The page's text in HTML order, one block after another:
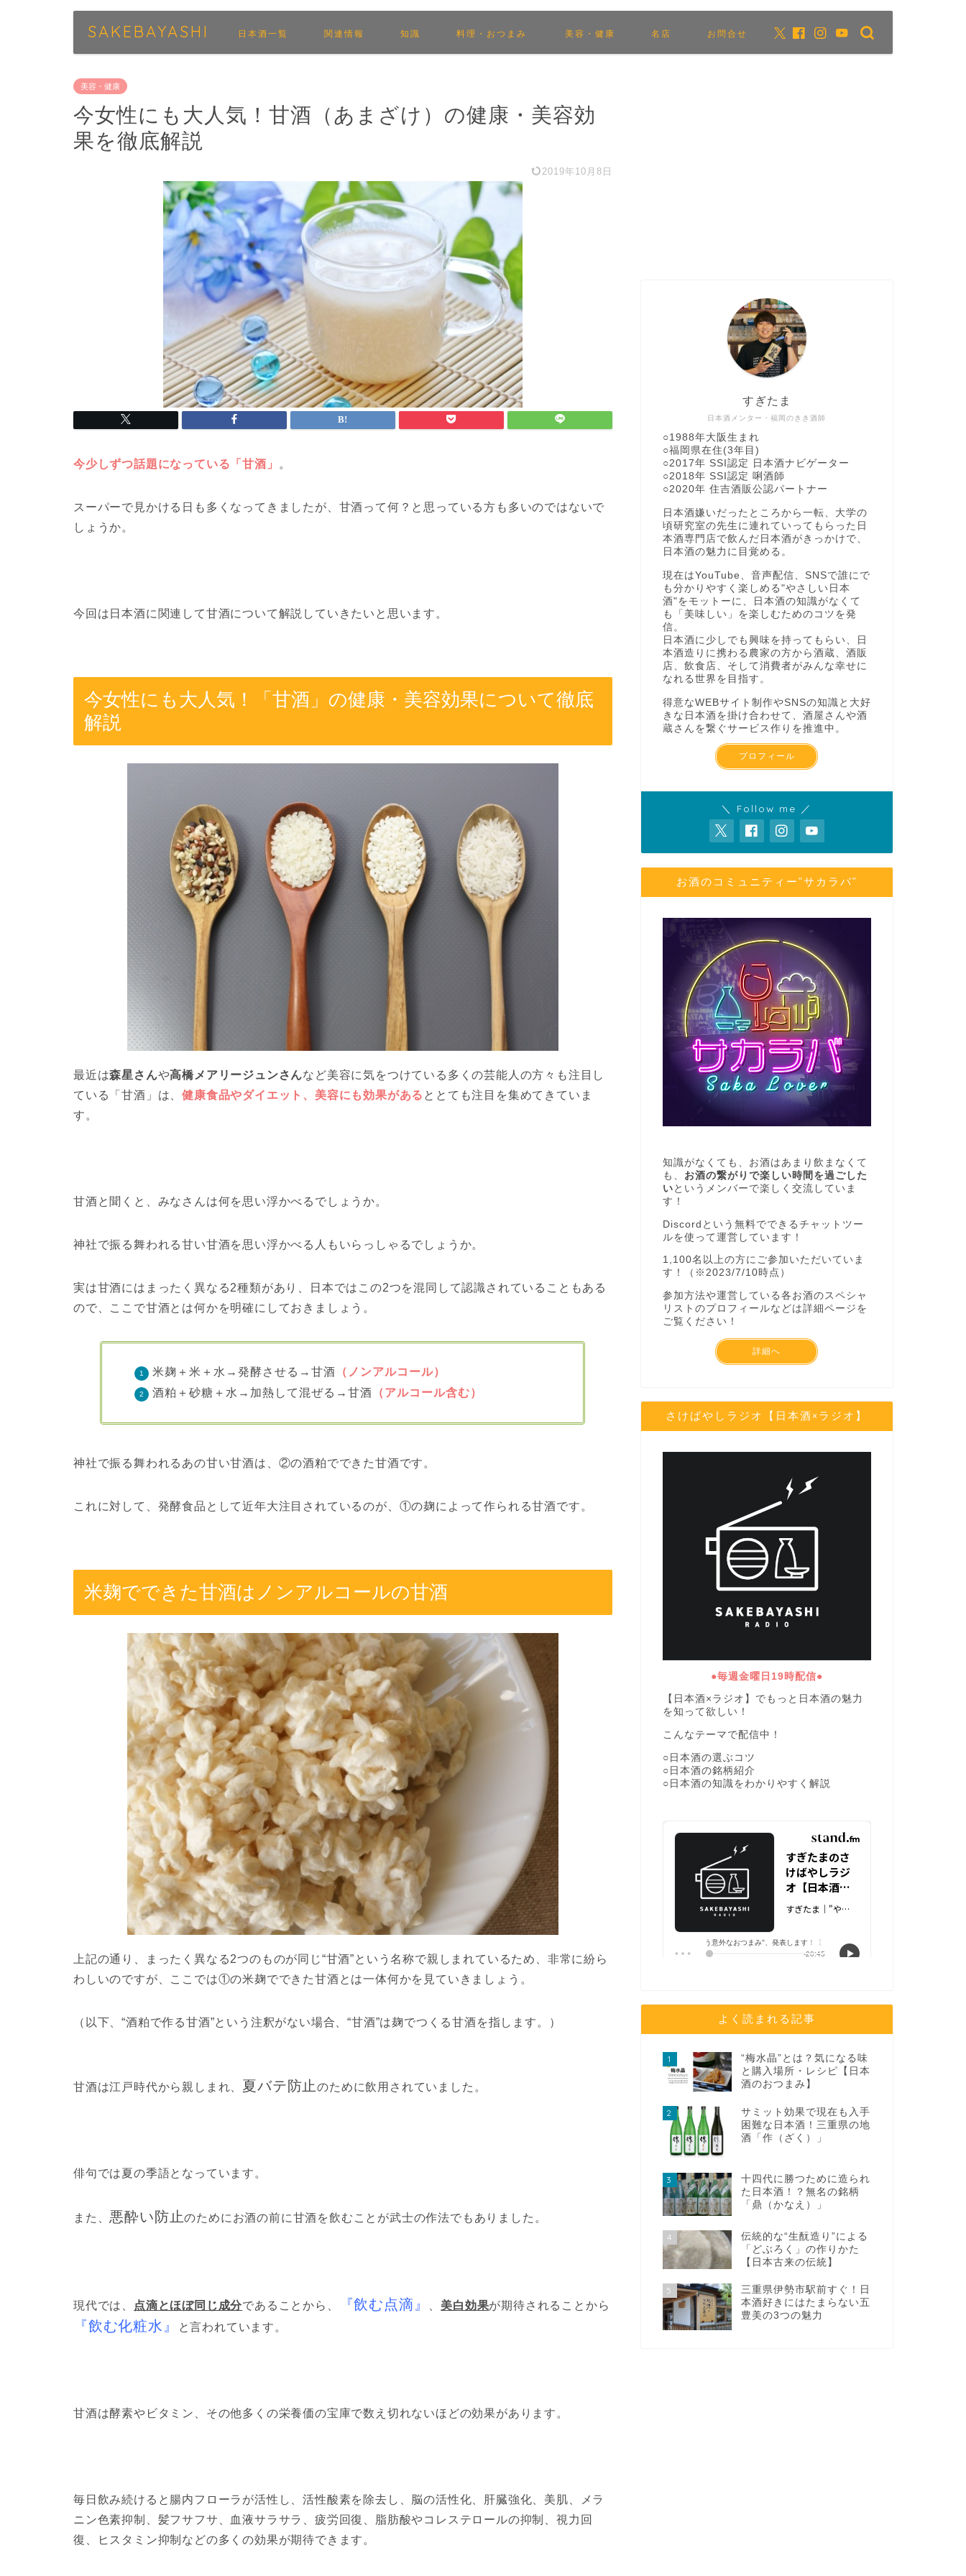
SAKEBAYASHI 日本酒一覧 関連情報 知識 料理・おつまみ 美容・健康 名店 お問合せ
美容・健康
今女性にも大人気！甘酒（あまざけ）の健康・美容効
果を徹底解説
2019年10月8日
今少しずつ話題になっている「甘酒」 。
スーパーで見かける日も多くなってきましたが、甘酒って何？と思っている方も多いのではないで
しょうか。
今回は日本酒に関連して甘酒について解説していきたいと思います。
今女性にも大人気！「甘酒」の健康・美容効果について徹底
解説
最近は森星さんや高橋メアリージュンさんなど美容に気をつけている多くの芸能人の方々も注目し
ている「甘酒」は、健康食品やダイエット、美容にも効果がある ととても注目を集めてきていま
す。
甘酒と聞くと、みなさんは何を思い浮かべるでしょうか。
神社で振る舞われる甘い甘酒を思い浮かべる人もいらっしゃるでしょうか。
実は甘酒にはまったく異なる2種類があり、日本ではこの2つを混同して認識されていることもある
ので、ここで甘酒とは何かを明確にしておきましょう。
米麹＋米＋水→発酵させる→甘酒 （ノンアルコール）
酒粕＋砂糖＋水→加熱して混ぜる→甘酒 （アルコール含む）
神社で振る舞われるあの甘い甘酒は、②の酒粕でできた甘酒です。
これに対して、発酵食品として近年大注目されているのが、①の麹によって作られる甘酒です。
米麹でできた甘酒はノンアルコールの甘酒
上記の通り、まったく異なる2つのものが同じ“甘酒”という名称で親しまれているため、非常に紛ら
わしいのですが、ここでは①の米麹でできた甘酒とは一体何かを見ていきましょう。
（以下、“酒粕で作る甘酒”という注釈がない場合、“甘酒”は麹でつくる甘酒を指します。）
甘酒は江戸時代から親しまれ、 夏バテ防止のために飲用されていました。
俳句では夏の季語となっています。
また、 悪酔い防止のためにお酒の前に甘酒を飲むことが武士の作法でもありました。
現代では、 点滴とほぼ同じ成分であることから、 『飲む点滴』 美白効果が期待されることから
『飲む化粧水』 と言われています。
甘酒は酵素やビタミン、その他多くの栄養価の宝庫で数え切れないほどの効果があります。
毎日飲み続けると腸内フローラが活性し、活性酸素を除去し、脳の活性化、肝臓強化、美肌、メラ
ニン色素抑制、髪フサフサ、血液サラサラ、疲労回復、脂肪酸やコレステロールの抑制、視力回
復、ヒスタミン抑制などの多くの効果が期待できます。
日本酒メンター・福岡のきき酒師
すぎたま
○1988年大阪生まれ
○福岡県在住(3年目)
○2017年 SSI認定 日本酒ナビゲーター
○2018年 SSI認定 唎酒師
○2020年 住吉酒販公認パートナー
日本酒嫌いだったところから一転、大学の
頃研究室の先生に連れていってもらった日
本酒専門店で飲んだ日本酒がきっかけで、
日本酒の魅力に目覚める。
現在はYouTube、音声配信、SNSで誰にで
も分かりやすく楽しめる"やさしい日本
酒"をモットーに、日本酒の知識がなくて
も「美味しい」を楽しむためのコツを発
信。
日本酒に少しでも興味を持ってもらい、日
本酒造りに携わる農家の方から酒蔵、酒販
店、飲食店、そして消費者がみんな幸せに
なれる世界を目指す。
得意なWEBサイト制作やSNSの知識と大好
きな日本酒を掛け合わせて、酒屋さんや酒
蔵さんを繋ぐサービス作りを推進中。
プロフィール
＼ Follow me ／
お酒のコミュニティー”サカラバ”
知識がなくても、お酒はあまり飲まなくて
も、 お酒の繋がりで楽しい時間を過ごした
い というメンバーで楽しく交流していま
す！
Discordという無料でできるチャットツー
ルを使って運営しています！
1,100名以上の方にご参加いただいていま
す！（※2023/7/10時点）
参加方法や運営している各お酒のスペシャ
リストのプロフィールなどは詳細ページを
ご覧ください！
詳細へ
さけばやしラジオ【日本酒×ラジオ】
●毎週金曜日19時配信●
【日本酒×ラジオ】でもっと日本酒の魅力
を知って欲しい！
こんなテーマで配信中！
○日本酒の選ぶコツ
○日本酒の銘柄紹介
○日本酒の知識をわかりやすく解説
よく読まれる記事
1
“梅水晶”とは？気になる味
と購入場所・レシピ【日本
酒のおつまみ】
2
サミット効果で現在も入手
困難な日本酒！三重県の地
酒「作（ざく）」
3
十四代に勝つために造られ
た日本酒！？無名の銘柄
「鼎（かなえ）」
4
伝統的な“生酛造り”による
「どぶろく」の作りかた
【日本古来の伝統】
5
三重県伊勢市駅前すぐ！日
本酒好きにはたまらない五
豊美の3つの魅力